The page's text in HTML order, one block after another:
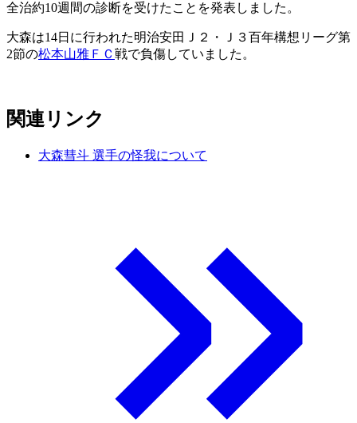
全治約10週間の診断を受けたことを発表しました。
大森は14日に行われた明治安田Ｊ２・Ｊ３百年構想リーグ第
2節の松本山雅ＦＣ 戦で負傷していました。
関連リンク
大森彗斗 選手の怪我について